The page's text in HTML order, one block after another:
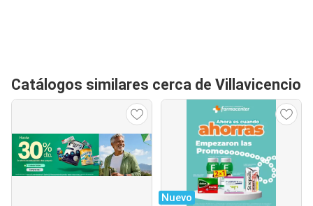
Catálogos similares cerca de Villavicencio
Nuevo